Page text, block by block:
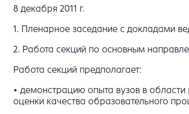
8 декабря 2011 г.
1. Пленарное заседание с докладами
2. Работа секций по основным
Работа секций предполагает:
• демонстрацию опыта вузов в
оценки качества образовательного